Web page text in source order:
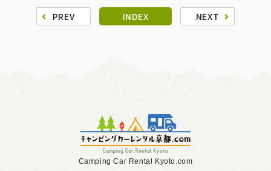
PREV INDEX NEXT
Camping Car Rental Kyoto.com